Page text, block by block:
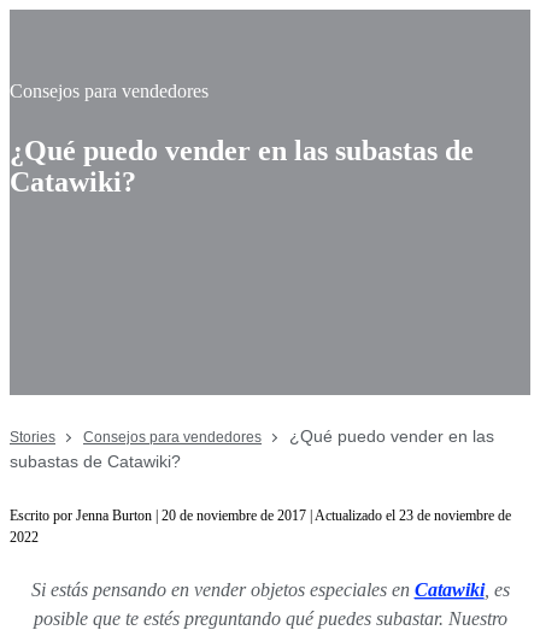
Consejos para vendedores
¿Qué puedo vender en las subastas de
Catawiki?
Stories Consejos para vendedores
¿Qué puedo vender en las
subastas de Catawiki?
Escrito por Jenna Burton | 20 de noviembre de 2017 | Actualizado el 23 de noviembre de
2022
Si estás pensando en vender objetos especiales en Catawiki, es
posible que te estés preguntando qué puedes subastar. Nuestro